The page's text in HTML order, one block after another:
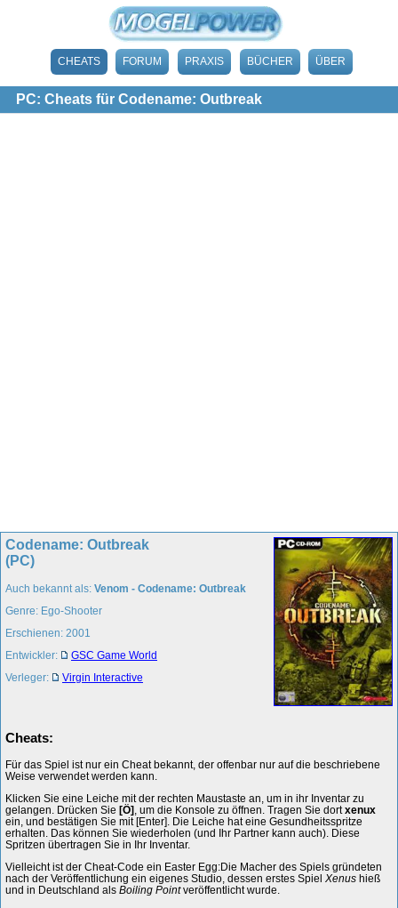
CHEATS FORUM PRAXIS BÜCHER ÜBER
PC: Cheats für Codename: Outbreak
Codename: Outbreak
(PC)
Auch bekannt als: Venom - Codename: Outbreak
Genre: Ego-Shooter
Erschienen: 2001
Entwickler:
GSC Game World
Verleger:
Virgin Interactive
Cheats:
Für das Spiel ist nur ein Cheat bekannt, der offenbar nur auf die beschriebene
Weise verwendet werden kann.
Klicken Sie eine Leiche mit der rechten Maustaste an, um in ihr Inventar zu
gelangen. Drücken Sie [Ö], um die Konsole zu öffnen. Tragen Sie dortxenux
ein, und bestätigen Sie mit [Enter]. Die Leiche hat eine Gesundheitsspritze
erhalten. Das können Sie wiederholen (und Ihr Partner kann auch). Diese
Spritzen übertragen Sie in Ihr Inventar.
Vielleicht ist der Cheat-Code ein Easter Egg:Die Macher des Spiels gründeten
nach der Veröffentlichung ein eigenes Studio, dessen erstes Spiel Xenus hieß
und in Deutschland als Boiling Pointveröffentlicht wurde.